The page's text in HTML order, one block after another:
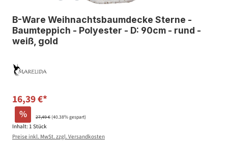
B-Ware Weihnachtsbaumdecke Sterne -
Baumteppich - Polyester - D: 90cm - rund -
weiß, gold
16,39 €*
% 27,49 €(40.38% gespart)
Inhalt: 1 Stück
Preise inkl. MwSt. zzgl. Versandkosten